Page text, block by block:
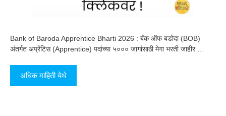
Bank of Baroda Apprentice Bharti 2026 : बँक ऑफ बडोदा (BOB)
अंतर्गत अप्रेंटिस (Apprentice) पदांच्या ५००० जागांसाठी मेगा भरती जाहीर …
अधिक माहिती येथे